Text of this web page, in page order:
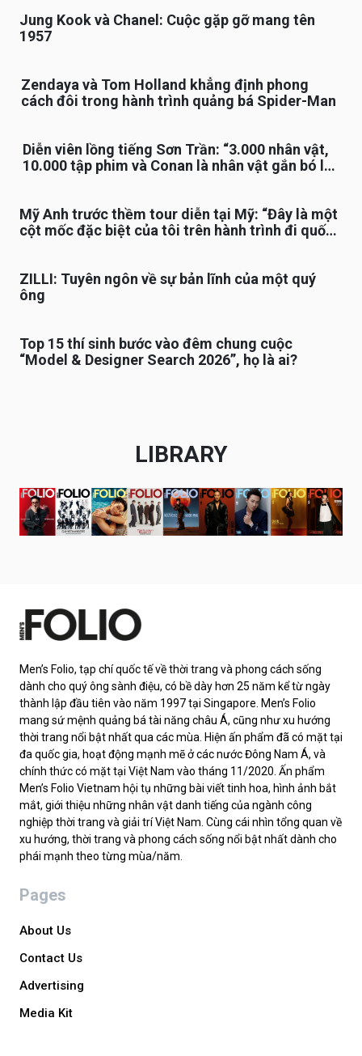
Jung Kook và Chanel: Cuộc gặp gỡ mang tên
1957
Zendaya và Tom Holland khẳng định phong
cách đôi trong hành trình quảng bá Spider-Man
Diễn viên lồng tiếng Sơn Trần: “3.000 nhân vật,
10.000 tập phim và Conan là nhân vật gắn bó lâu
Mỹ Anh trước thềm tour diễn tại Mỹ: “Đây là một
cột mốc đặc biệt của tôi trên hành trình đi quốc
ZILLI: Tuyên ngôn về sự bản lĩnh của một quý
ông
Top 15 thí sinh bước vào đêm chung cuộc
“Model & Designer Search 2026”, họ là ai?
LIBRARY
Men’s Folio, tạp chí quốc tế về thời trang và phong cách sống
dành cho quý ông sành điệu, có bề dày hơn 25 năm kể từ ngày
thành lập đầu tiên vào năm 1997 tại Singapore. Men’s Folio
mang sứ mệnh quảng bá tài năng châu Á, cũng như xu hướng
thời trang nổi bật nhất qua các mùa. Hiện ấn phẩm đã có mặt tại
đa quốc gia, hoạt động mạnh mẽ ở các nước Đông Nam Á, và
chính thức có mặt tại Việt Nam vào tháng 11/2020. Ấn phẩm
Men’s Folio Vietnam hội tụ những bài viết tinh hoa, hình ảnh bắt
mắt, giới thiệu những nhân vật danh tiếng của ngành công
nghiệp thời trang và giải trí Việt Nam. Cùng cái nhìn tổng quan về
xu hướng, thời trang và phong cách sống nổi bật nhất dành cho
phái mạnh theo từng mùa/năm.
Pages
About Us
Contact Us
Advertising
Media Kit